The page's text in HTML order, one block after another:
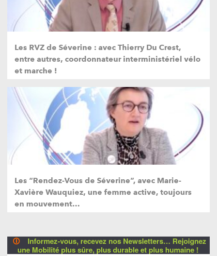
Les RVZ de Séverine : avec Thierry Du Crest,
entre autres, coordonnateur interministériel vélo
et marche !
Les “Rendez-Vous de Séverine”, avec Marie-
Xavière Wauquiez, une femme active, toujours
en mouvement…
🛈
Informez-vous, recevez nos Newsletters… Rejoignez
une Mobilité plus sûre, plus durable et plus humaine !